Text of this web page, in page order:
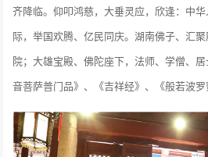
齐降临。仰叩鸿慈，大垂灵应，欣逢：中
际，举国欢腾、亿民同庆。湖南佛子、汇
院；大雄宝殿、佛陀座下，法师、学僧、
音菩萨普门品》、《吉祥经》、《般若波罗